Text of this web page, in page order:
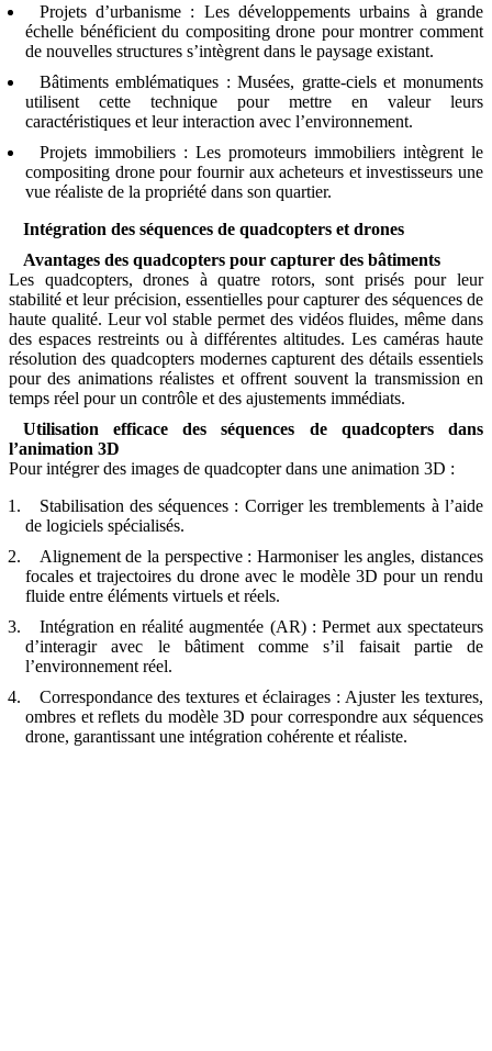
Projets d’urbanisme : Les développements urbains à grande
échelle bénéficient du compositing drone pour montrer comment
de nouvelles structures s’intègrent dans le paysage existant.
Bâtiments emblématiques : Musées, gratte-ciels et monuments
utilisent cette technique pour mettre en valeur leurs
caractéristiques et leur interaction avec l’environnement.
Projets immobiliers : Les promoteurs immobiliers intègrent le
compositing drone pour fournir aux acheteurs et investisseurs une
vue réaliste de la propriété dans son quartier.
Intégration des séquences de quadcopters et drones
Avantages des quadcopters pour capturer des bâtiments
Les quadcopters, drones à quatre rotors, sont prisés pour leur
stabilité et leur précision, essentielles pour capturer des séquences de
haute qualité. Leur vol stable permet des vidéos fluides, même dans
des espaces restreints ou à différentes altitudes. Les caméras haute
résolution des quadcopters modernes capturent des détails essentiels
pour des animations réalistes et offrent souvent la transmission en
temps réel pour un contrôle et des ajustements immédiats.
Utilisation efficace des séquences de quadcopters dans
l’animation 3D
Pour intégrer des images de quadcopter dans une animation 3D :
Stabilisation des séquences : Corriger les tremblements à l’aide
de logiciels spécialisés.
Alignement de la perspective : Harmoniser les angles, distances
focales et trajectoires du drone avec le modèle 3D pour un rendu
fluide entre éléments virtuels et réels.
Intégration en réalité augmentée (AR) : Permet aux spectateurs
d’interagir avec le bâtiment comme s’il faisait partie de
l’environnement réel.
Correspondance des textures et éclairages : Ajuster les textures,
ombres et reflets du modèle 3D pour correspondre aux séquences
drone, garantissant une intégration cohérente et réaliste.